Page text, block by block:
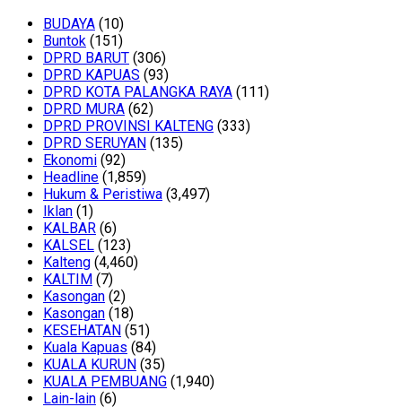
BUDAYA (10)
Buntok (151)
DPRD BARUT (306)
DPRD KAPUAS (93)
DPRD KOTA PALANGKA RAYA (111)
DPRD MURA (62)
DPRD PROVINSI KALTENG (333)
DPRD SERUYAN (135)
Ekonomi (92)
Headline (1,859)
Hukum & Peristiwa (3,497)
Iklan (1)
KALBAR (6)
KALSEL (123)
Kalteng (4,460)
KALTIM (7)
Kasongan (2)
Kasongan (18)
KESEHATAN (51)
Kuala Kapuas (84)
KUALA KURUN (35)
KUALA PEMBUANG (1,940)
Lain-lain (6)